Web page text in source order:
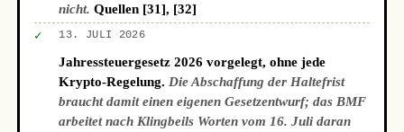
nicht. Quellen [31], [32]
✓ 13. JULI 2026
Jahressteuergesetz 2026 vorgelegt, ohne jede
Krypto-Regelung. Die Abschaffung der Haltefrist
braucht damit einen eigenen Gesetzentwurf; das BMF
arbeitet nach Klingbeils Worten vom 16. Juli daran